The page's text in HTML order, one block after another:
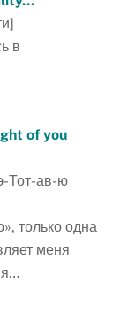
в
of you
Тот-ав-ю
только одна
меня